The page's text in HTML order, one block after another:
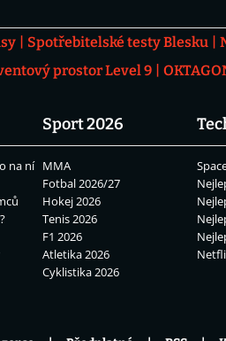
Spotřebitelské testy Blesku
prostor Level 9
na ní
Sport 2026
MMA
Fotbal 2026/27
Hokej 2026
Tenis 2026
F1 2026
Atletika 2026
Cyklistika 2026